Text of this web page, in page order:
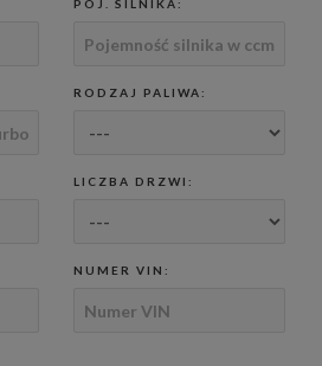
POJ. SILNIKA:
RODZAJ PALIWA:
LICZBA DRZWI:
NUMER VIN: